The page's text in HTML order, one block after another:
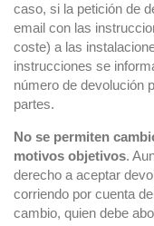
caso, si la petición de
email con las
coste) a las
instrucciones se
número de devolución
partes.
No se permiten
motivos objetivos.
derecho a aceptar
corriendo por cuenta
cambio, quien debe